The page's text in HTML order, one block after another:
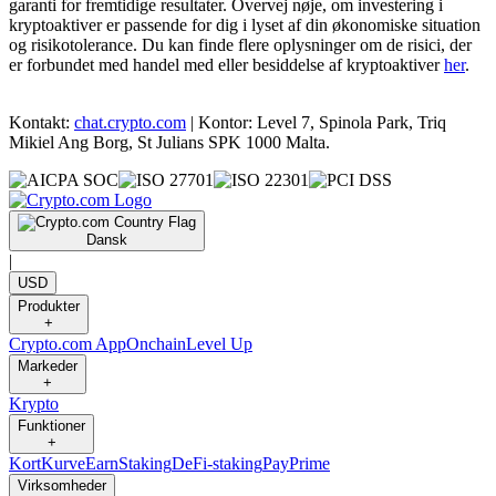
garanti for fremtidige resultater. Overvej nøje, om investering i
kryptoaktiver er passende for dig i lyset af din økonomiske situation
og risikotolerance. Du kan finde flere oplysninger om de risici, der
er forbundet med handel med eller besiddelse af kryptoaktiverher.
Kontakt: chat.crypto.com | Kontor: Level 7, Spinola Park, Triq
Mikiel Ang Borg, St Julians SPK 1000 Malta.
Dansk
|
USD
Produkter
+
Crypto.com AppOnchainLevel Up
Markeder
+
Krypto
Funktioner
+
KortKurveEarnStakingDeFi-stakingPayPrime
Virksomheder